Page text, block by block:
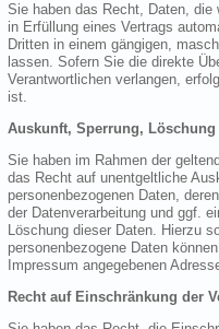
Sie haben das Recht, Daten, die
in Erfüllung eines Vertrags
Dritten in einem gängigen,
lassen. Sofern Sie die direkte
Verantwortlichen verlangen,
ist.
Auskunft, Sperrung,
Sie haben im Rahmen der
das Recht auf unentgeltliche
personenbezogenen Daten,
der Datenverarbeitung und ggf.
Löschung dieser Daten. Hierzu
personenbezogene Daten
Impressum angegebenen
Recht auf Einschränkung der